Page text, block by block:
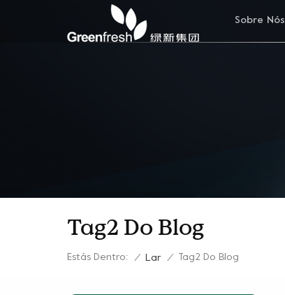
Sobre Nós
Tag2 Do Blog
Estás Dentro: / Lar / Tag2 Do Blog